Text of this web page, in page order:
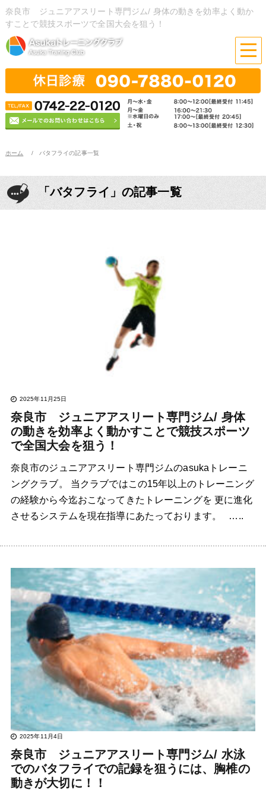
奈良市 ジュニアアスリート専門ジム/ 身体の動きを効率よく動か
すことで競技スポーツで全国大会を狙う！
ホーム バタフライの記事一覧
「バタフライ」の記事一覧
2025年11月25日
奈良市 ジュニアアスリート専門ジム/ 身体
の動きを効率よく動かすことで競技スポーツ
で全国大会を狙う！
奈良市のジュニアアスリート専門ジムのasukaトレーニ
ングクラブ。 当クラブではこの15年以上のトレーニング
の経験から今迄おこなってきたトレーニングを 更に進化
させるシステムを現在指導にあたっております。 …..
2025年11月4日
奈良市 ジュニアアスリート専門ジム/ 水泳
でのバタフライでの記録を狙うには、胸椎の
動きが大切に！！